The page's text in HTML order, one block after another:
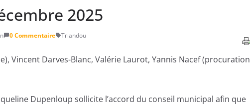
2025
0 Commentaire Triandou
Vincent Darves-Blanc, Valérie Laurot, Yannis Nacef (procuration
Dupenloup sollicite l’accord du conseil municipal afin que